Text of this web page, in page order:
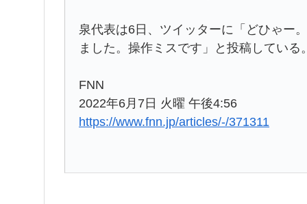
泉代表は6日、ツイッターに「どひゃー
ました。操作ミスです」と投稿している
FNN
2022年6月7日 火曜 午後4:56
https://www.fnn.jp/articles/-/371311